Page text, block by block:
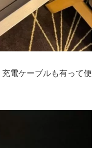
電ケーブルも有って便